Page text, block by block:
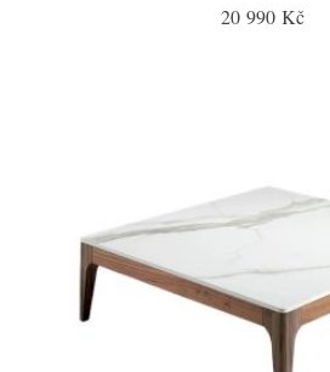
20 990 Kč